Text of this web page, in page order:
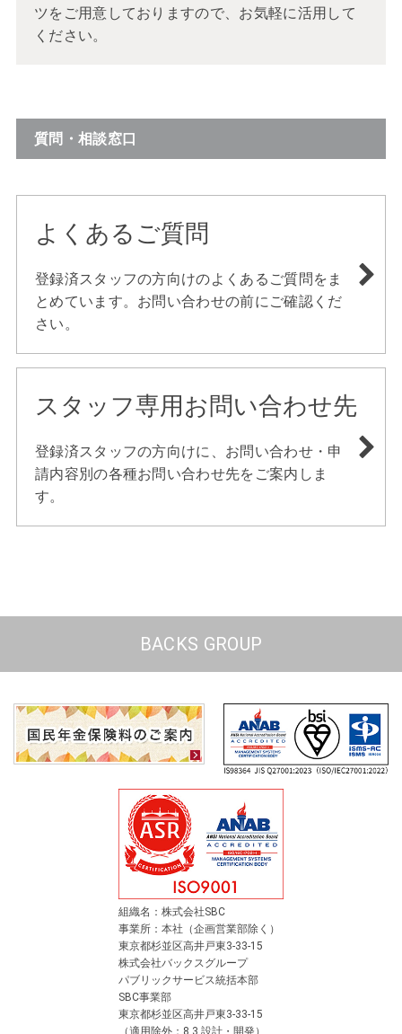
ツをご用意しておりますので、お気軽に活用して
ください。
質問・相談窓口
よくあるご質問
登録済スタッフの方向けのよくあるご質問をま
とめています。お問い合わせの前にご確認くだ
さい。
スタッフ専用お問い合わせ先
登録済スタッフの方向けに、お問い合わせ・申
請内容別の各種お問い合わせ先をご案内しま
す。
BACKS GROUP
組織名：株式会社SBC
事業所：本社（企画営業部除く）
東京都杉並区高井戸東3-33-15
株式会社バックスグループ
パブリックサービス統括本部
SBC事業部
東京都杉並区高井戸東3-33-15